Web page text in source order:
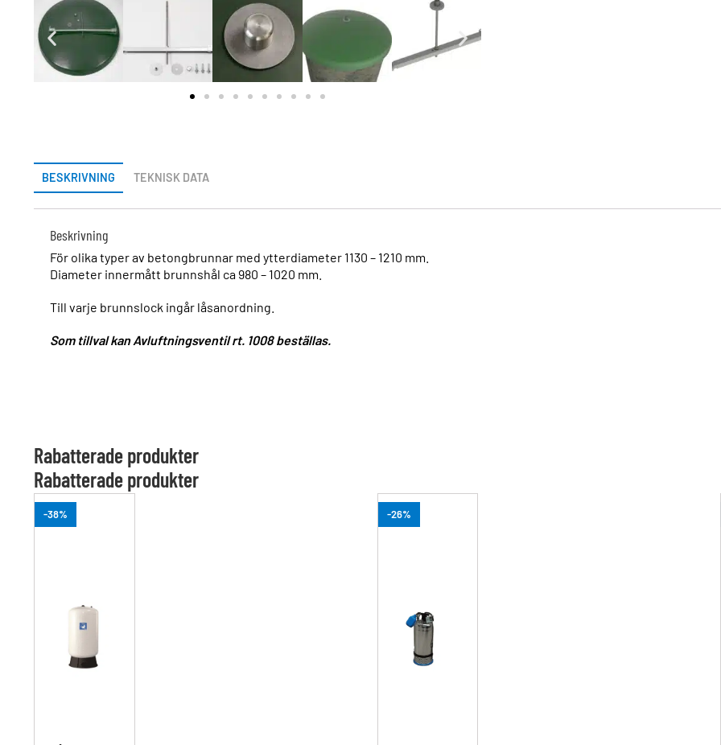
BESKRIVNING TEKNISK DATA
Beskrivning
För olika typer av betongbrunnar med ytterdiameter 1130 – 1210 mm.
Diameter innermått brunnshål ca 980 – 1020 mm.
Till varje brunnslock ingår låsanordning.
Som tillval kan Avluftningsventil rt. 1008 beställas.
Rabatterade produkter
Rabatterade produkter
-38% -26%